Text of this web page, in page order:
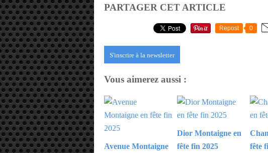
PARTAGER CET ARTICLE
Repost 0
S'inscrire à la newsletter
Vous aimerez aussi :
Avenue Montaigne
Dior Montaigne en
fête fin 2025
fête